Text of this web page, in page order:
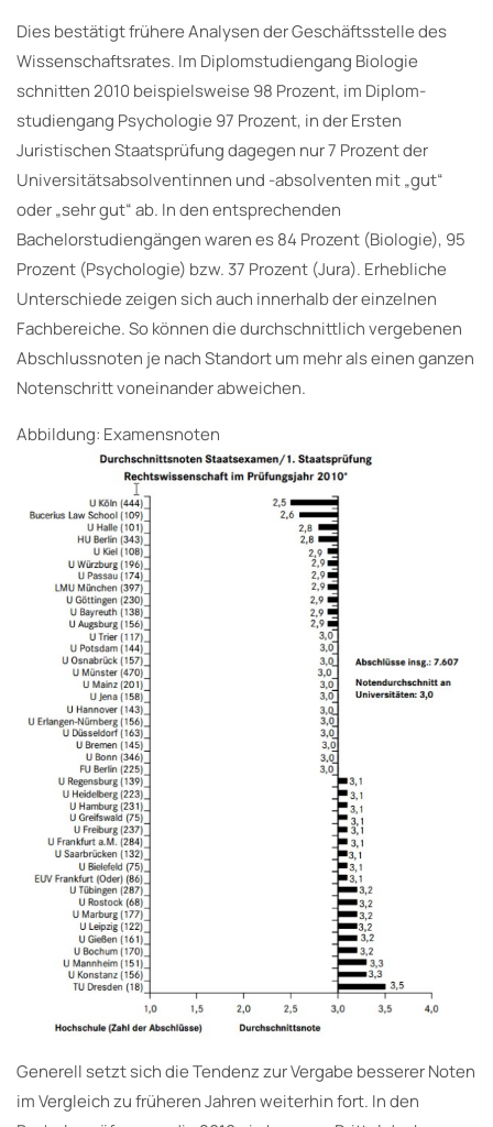
Dies bestätigt frühere Analysen der Geschäftsstelle des
Wissenschaftsrates. Im Diplomstudiengang Biologie
schnitten 2010 beispielsweise 98 Prozent, im Diplom­
studiengang Psychologie 97 Prozent, in der Ersten
Juristischen Staatsprüfung dagegen nur 7 Prozent der
Universitätsabsolventinnen und -absol­venten mit „gut“
oder „sehr gut“ ab. In den entsprechenden
Bachelorstudiengängen waren es 84 Prozent (Biologie), 95
Prozent (Psychologie) bzw. 37 Prozent (Jura). Erhebliche
Unterschiede zeigen sich auch innerhalb der einzelnen
Fachbereiche. So können die durchschnittlich vergebenen
Abschlussnoten je nach Standort um mehr als einen ganzen
Notenschritt voneinander abweichen.
Abbildung: Examensnoten
Generell setzt sich die Tendenz zur Vergabe besserer Noten
im Vergleich zu früheren Jahren weiterhin fort. In den